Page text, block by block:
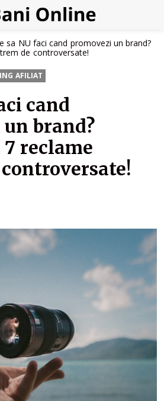
sa NU faci cand promovezi un brand?
de controversate!
AFILIAT
cand
brand?
7 reclame